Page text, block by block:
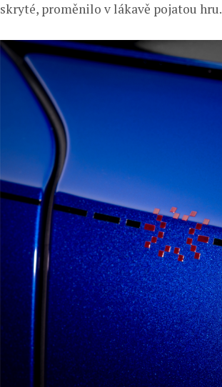
skryté, proměnilo v lákavě pojatou hru.